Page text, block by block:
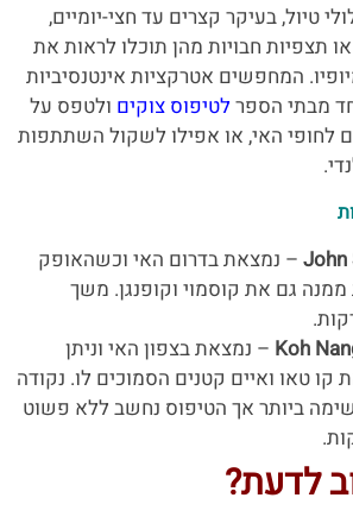
טיול, בעיקר קצרים עד חצי-יומיים,
תצפיות חבויות מהן תוכלו לראות את
המחפשים אטרקציות אינטנסיביות
מבתי הספרלטיפוס צוקים ולטפס על
לחופי האי, או אפילו לשקול השתתפות
– נמצאת בדרום האי וכשהאופק
ממנה גם את קוסמוי וקופנגן. משך
– נמצאת בצפון האי וניתן
קו טאו ואיים קטנים הסמוכים לו. נקודה
ביותר אך הטיפוס נחשב ללא פשוט
לדעת?